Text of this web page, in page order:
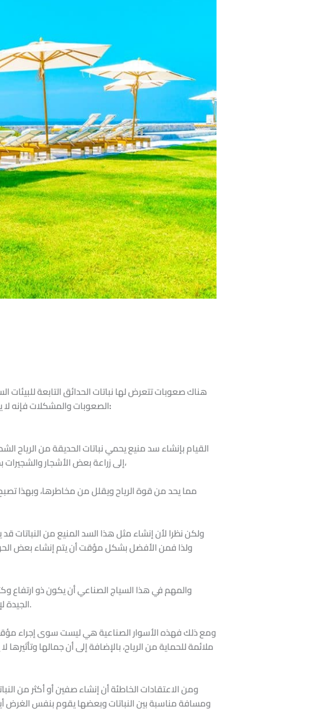
هناك صعوبات تتعرض لها نباتات الحدائق التابعة
الصعوبات والمشكلات فإنهوذلك بإتباع بعض الخطوات التالية:
القيام بإنشاء سد منيع يحمي نباتات الحديقة من الرياح
إلى زراعة بعض الأشجار والشجيرات بحيث تكون قريبة في المسافة بين بعضها البعض، وبالتالي فإن فروعها تتشابك وأوراقها تنتشر بشكل كثيف،
مما يحد من قوة الرياح ويقلل من مخاطرها، وبهذا تصبح
ولكن نظرا لأن إنشاء مثل هذا السد المنيع من النباتات
ولذا فمن الأفضل بشكل مؤقت أن يتم إنشاء بعض
والمهم في هذا السياج الصناعي أن يكون ذو ارتفاع
الجيدة لإعطاء أفضل النتائج تكون 40% فتحات إلى 60% أجزاء مسدودة، وبالنسبة للارتفاع فكلما زاد يكون ذلك أفضل.
ومع ذلك فهذه الأسوار الصناعية هي ليست سوى إجراء مؤقت
ملائمة للحماية من الرياح، بالإضافة إلى أن جمالها
ومن الاعتقادات الخاطئة أن إنشاء صفين أو أكثر من
ومسافة مناسبة بين النباتات وبعضها يقوم بنفس الغرض